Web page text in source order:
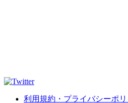
利用規約・プライバシーポ